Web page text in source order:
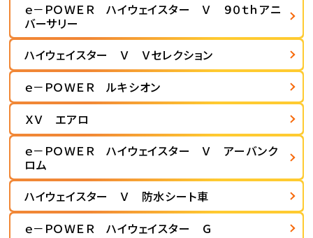
ｅ－ＰＯＷＥＲ ハイウェイスター Ｖ ９０ｔｈアニ
バーサリー
ハイウェイスター Ｖ Ｖセレクション
ｅ－ＰＯＷＥＲ ルキシオン
ＸＶ エアロ
ｅ－ＰＯＷＥＲ ハイウェイスター Ｖ アーバンク
ロム
ハイウェイスター Ｖ 防水シート車
ｅ－ＰＯＷＥＲ ハイウェイスター Ｇ